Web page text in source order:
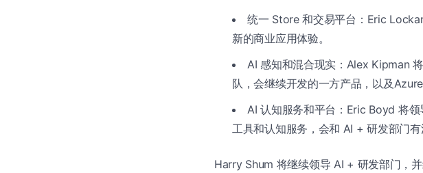
统一 Store 和交易平台：Eric
新的商业应用体验。
AI 感知和混合现实：Alex Kipman
队，会继续开发的一方产品，以及
AI 认知服务和平台：Eric Boyd 将
工具和认知服务，会和 AI + 研发部门有
Harry Shum 将继续领导 AI + 研发部门，